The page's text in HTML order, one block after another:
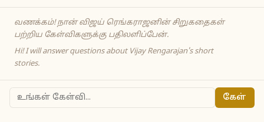
வணக்கம்! நான் விஜய் ரெங்கராஜனின் சிறுகதைகள்
பற்றிய கேள்விகளுக்கு பதிலளிப்பேன்.
Hi! I will answer questions about Vijay Rengarajan's short
stories.
கேள்